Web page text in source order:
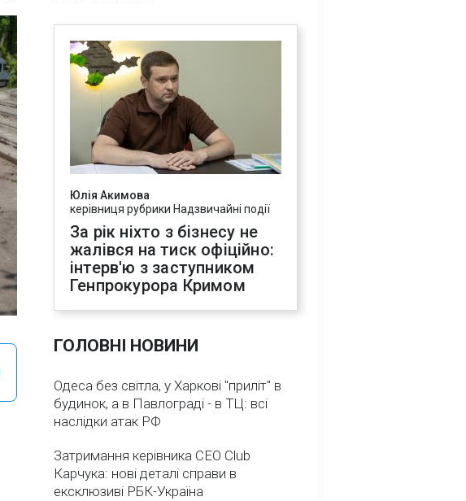
Юлія Акимова
керівниця рубрики Надзвичайні події
За рік ніхто з бізнесу не
жалівся на тиск офіційно:
інтерв'ю з заступником
Генпрокурора Кримом
ГОЛОВНІ НОВИНИ
Одеса без світла, у Харкові "приліт" в
будинок, а в Павлограді - в ТЦ: всі
наслідки атак РФ
Затримання керівника CEO Club
Карчука: нові деталі справи в
ексклюзиві РБК-Україна